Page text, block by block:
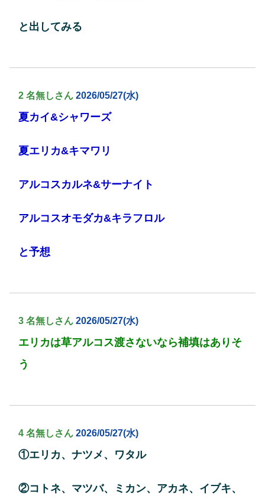
と出してみる
2 名無しさん 2026/05/27(水)
夏カイ&シャワーズ
夏エリカ&キマワリ
アルコスカルネ&サーナイト
アルコスオモダカ&キラフロル
と予想
3 名無しさん 2026/05/27(水)
エリカは草アルコス渡さないなら補填はありそ
う
4 名無しさん 2026/05/27(水)
①エリカ、ナツメ、ワタル
②コトネ、マツバ、ミカン、アカネ、イブキ、